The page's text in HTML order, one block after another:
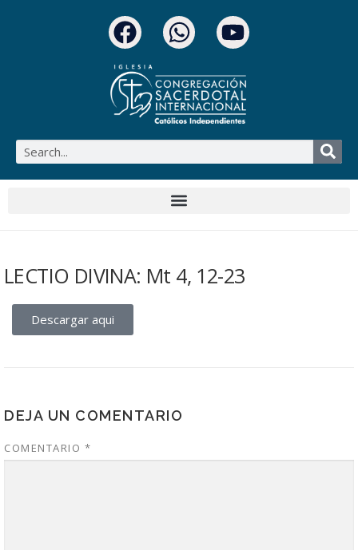
LECTIO DIVINA: Mt 4, 12-23
Descargar aqui
DEJA UN COMENTARIO
COMENTARIO *